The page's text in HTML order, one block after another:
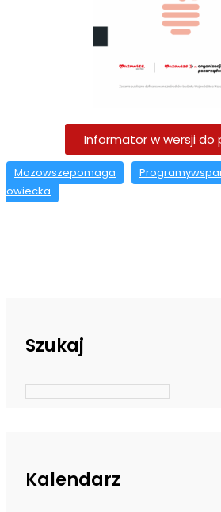
Informator w wersji do
Mazowszepomaga
owiecka
Szukaj
Kalendarz